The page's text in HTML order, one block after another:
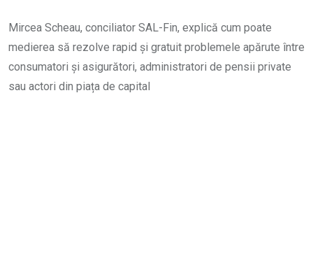
Mircea Scheau, conciliator SAL-Fin, explică cum poate
medierea să rezolve rapid și gratuit problemele apărute între
consumatori și asigurători, administratori de pensii private
sau actori din piața de capital